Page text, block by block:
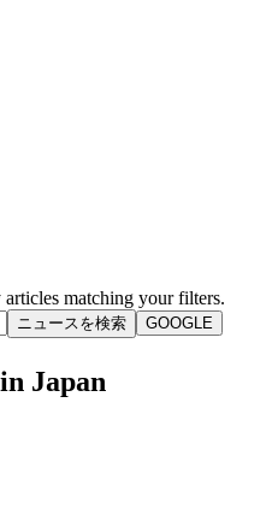
matching your filters.
ニュースを検索 GOOGLE
Japan